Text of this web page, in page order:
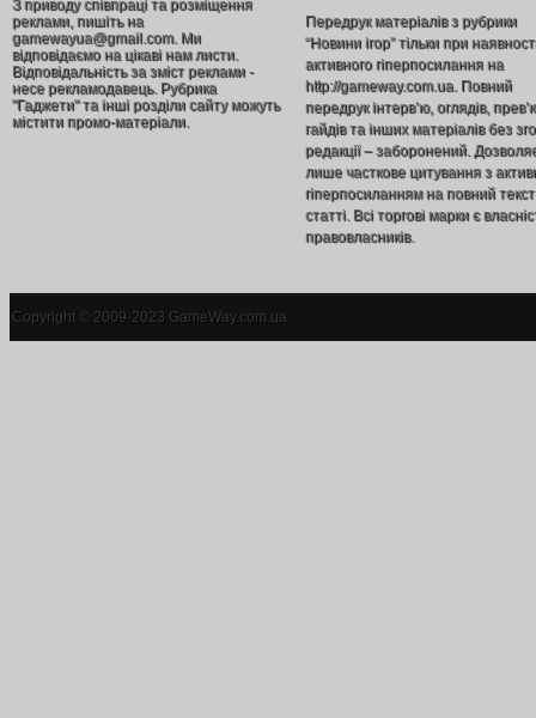
З приводу співпраці та розміщення
реклами, пишіть на
gamewayua@gmail.com. Ми
відповідаємо на цікаві нам листи.
Відповідальність за зміст реклами -
несе рекламодавець. Рубрика
"Гаджети" та інші розділи сайту можуть
містити промо-матеріали.
Передрук матеріалів з рубрики
“Новини ігор” тільки при
активного гіперпосилання на
http://gameway.com.ua. Повний
передрук інтерв’ю, оглядів,
гайдів та інших матеріалів без
редакції – заборонений.
лише часткове цитування з
гіперпосиланням на повний текст
статті. Всі торгові марки є
правовласників.
Copyright © 2009-2023 GameWay.com.ua